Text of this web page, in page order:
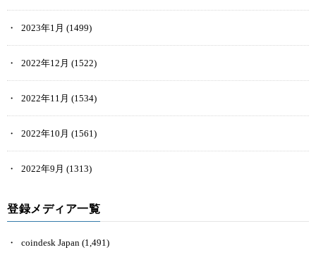
2023年1月 (1499)
2022年12月 (1522)
2022年11月 (1534)
2022年10月 (1561)
2022年9月 (1313)
登録メディア一覧
coindesk Japan (1,491)